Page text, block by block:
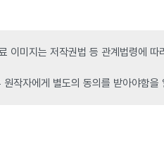
이미지는 저작권법 등 관계법령에
작자에게 별도의 동의를 받아야함을